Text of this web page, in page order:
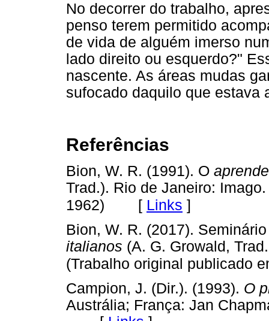
No decorrer do trabalho,
penso terem permitido
de vida de alguém imerso
lado direito ou esquerdo?"
nascente. As áreas mudas
sufocado daquilo que estava
Referências
Bion, W. R. (1991). O
Trad.). Rio de Janeiro:
1962) [ Links ]
Bion, W. R. (2017).
italianos (A. G. Growald,
(Trabalho original publicado
Campion, J. (Dir.). (1993). O
Austrália; França: Jan